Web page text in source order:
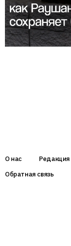
О нас Редакция
Обратная связь